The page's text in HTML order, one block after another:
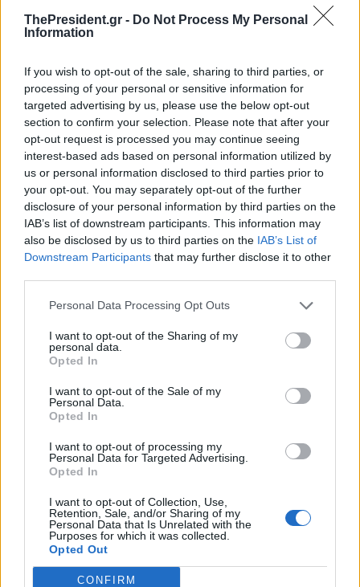
ThePresident.gr - Do Not Process My Personal
Information
If you wish to opt-out of the sale, sharing to third parties, or
processing of your personal or sensitive information for
targeted advertising by us, please use the below opt-out
section to confirm your selection. Please note that after your
opt-out request is processed you may continue seeing
interest-based ads based on personal information utilized by
us or personal information disclosed to third parties prior to
your opt-out. You may separately opt-out of the further
disclosure of your personal information by third parties on the
IAB’s list of downstream participants. This information may
also be disclosed by us to third parties on the IAB’s List of
Downstream Participants that may further disclose it to other
Personal Data Processing Opt Outs
I want to opt-out of the Sharing of my
personal data.
Opted In
I want to opt-out of the Sale of my
Personal Data.
Opted In
I want to opt-out of processing my
Personal Data for Targeted Advertising.
Opted In
I want to opt-out of Collection, Use,
Retention, Sale, and/or Sharing of my
Personal Data that Is Unrelated with the
Purposes for which it was collected.
Opted Out
CONFIRM